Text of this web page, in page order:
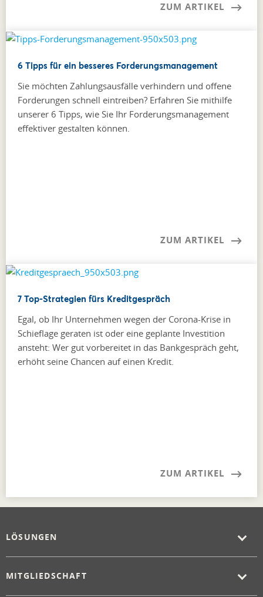
ZUM ARTIKEL
6 Tipps für ein besseres Forderungsmanagement
Sie möchten Zahlungsausfälle verhindern und offene
Forderungen schnell eintreiben? Erfahren Sie mithilfe
unserer 6 Tipps, wie Sie Ihr Forderungsmanagement
effektiver gestalten können.
ZUM ARTIKEL
7 Top-Strategien fürs Kreditgespräch
Egal, ob Ihr Unternehmen wegen der Corona-Krise in
Schieflage geraten ist oder eine geplante Investition
ansteht: Wer gut vorbereitet in das Bankgespräch geht,
erhöht seine Chancen auf einen Kredit.
ZUM ARTIKEL
LÖSUNGEN
MITGLIEDSCHAFT